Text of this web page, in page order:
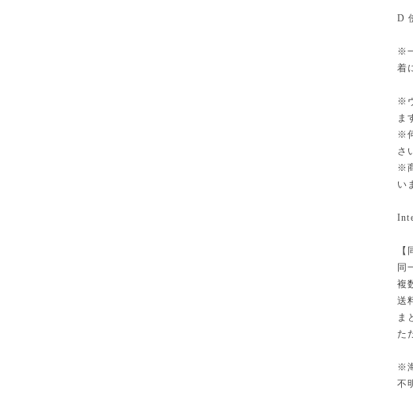
D
※
着
※
ま
※
さ
※
い
同
複
送
ま
た
※
不